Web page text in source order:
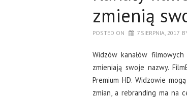
zmienią
POSTED ON 7 SIERPNIA, 2017
Widzów kanałów
zmieniają swoje nazwy.
Premium HD. Widzowie
zmian, a rebranding ma na